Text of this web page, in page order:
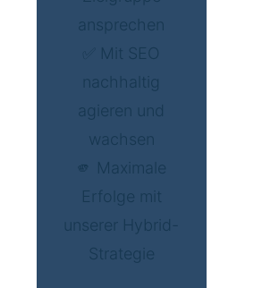
ansprechen
✅ Mit SEO
nachhaltig
agieren und
wachsen
🫵 Maximale
Erfolge mit
unserer Hybrid-
Strategie